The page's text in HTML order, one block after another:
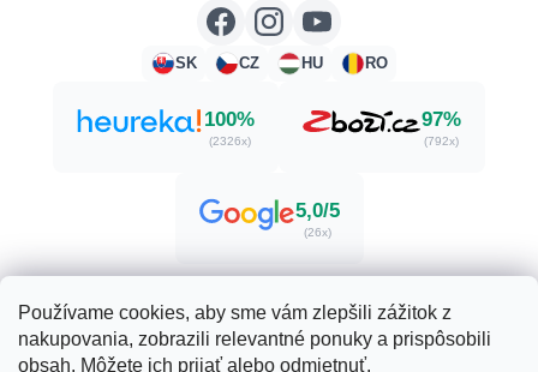
Používame cookies, aby sme vám zlepšili zážitok z
nakupovania, zobrazili relevantné ponuky a prispôsobili
obsah. Môžete ich prijať alebo odmietnuť.
SK CZ HU RO
100%
(2326x)
97%
(792x)
5,0/5
(26x)
Vytvoril Shoptet